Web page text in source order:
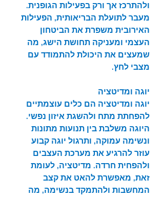
ולהתרכז אך ורק בפעילות הגופנית.
מעבר לתועלת הבריאותית, הפעילות
האירובית משפרת את הביטחון
העצמי ומעניקה תחושת הישג, מה
שמעצים את היכולת להתמודד עם
מצבי לחץ.
יוגה ומדיטציה
יוגה ומדיטציה הם כלים עוצמתיים
להפחתת מתח ולהשגת איזון נפשי.
היוגה משלבת בין תנועות מתונות
ונשימה עמוקה, ותרגול יוגה קבוע
עוזר להרגיע את מערכת העצבים
ולהפחית חרדה. מדיטציה, לעומת
זאת, מאפשרת להאט את קצב
המחשבות ולהתמקד בנשימה, מה